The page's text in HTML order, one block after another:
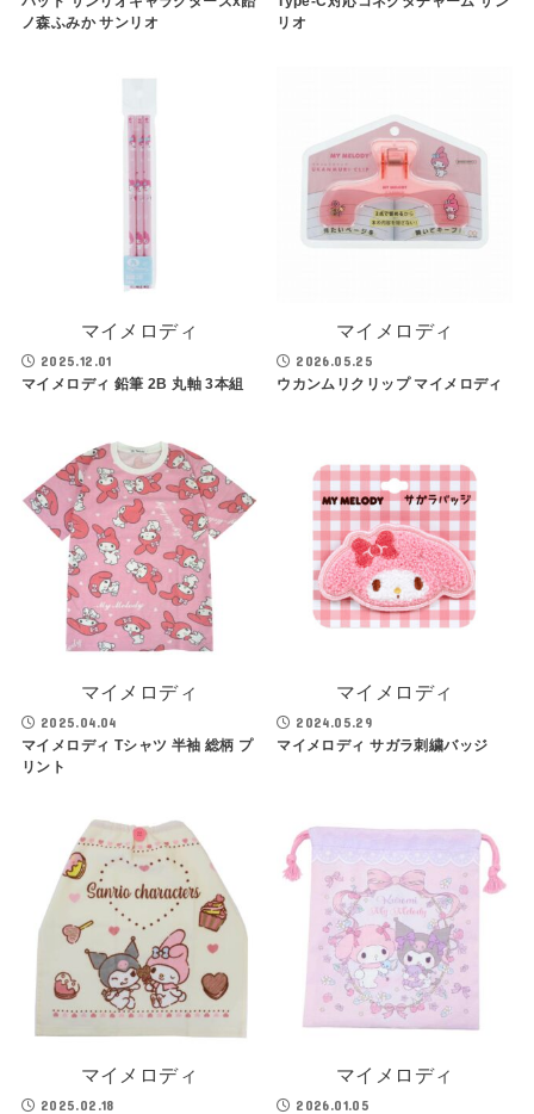
ノ森ふみか サンリオ
リオ
マイメロディ
2025.12.01
マイメロディ 鉛筆 2B 丸軸 3本組
マイメロディ
2026.05.25
ウカンムリクリップ マイメロディ
マイメロディ
2025.04.04
マイメロディ Tシャツ 半袖 総柄 プ
リント
マイメロディ
2024.05.29
マイメロディ サガラ刺繍バッジ
マイメロディ
2025.02.18
マイメロディ
2026.01.05